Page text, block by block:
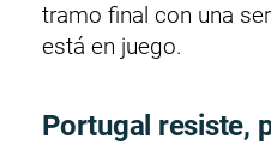
tramo final con una
está en juego.
Portugal resiste,